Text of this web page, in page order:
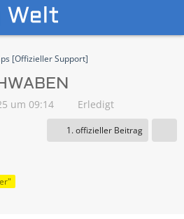
[Offizieller Support]
um 09:14 Erledigt
1. offizieller Beitrag